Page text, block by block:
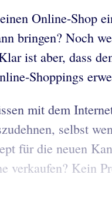
Online-Shop
bringen? Noch
ist aber, dass
Shoppings
mit dem
selbst
für die neuen
verkaufen? Kein